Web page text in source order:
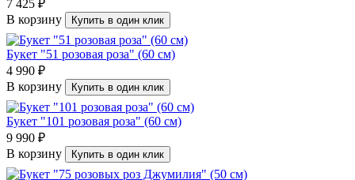
7 425 ₽
В корзину
Купить в один клик
Букет "51 розовая роза" (60 см)
4 990 ₽
В корзину
Купить в один клик
Букет "101 розовая роза" (60 см)
9 990 ₽
В корзину
Купить в один клик